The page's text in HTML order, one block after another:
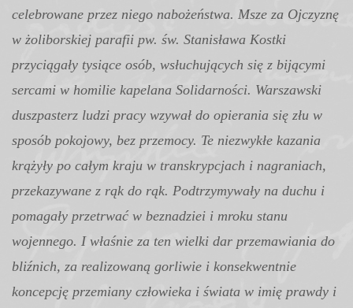
celebrowane przez niego nabożeństwa. Msze za Ojczyznę
w żoliborskiej parafii pw. św. Stanisława Kostki
przyciągały tysiące osób, wsłuchujących się z bijącymi
sercami w homilie kapelana Solidarności. Warszawski
duszpasterz ludzi pracy wzywał do opierania się złu w
sposób pokojowy, bez przemocy. Te niezwykłe kazania
krążyły po całym kraju w transkrypcjach i nagraniach,
przekazywane z rąk do rąk. Podtrzymywały na duchu i
pomagały przetrwać w beznadziei i mroku stanu
wojennego. I właśnie za ten wielki dar przemawiania do
bliźnich, za realizowaną gorliwie i konsekwentnie
koncepcję przemiany człowieka i świata w imię prawdy i